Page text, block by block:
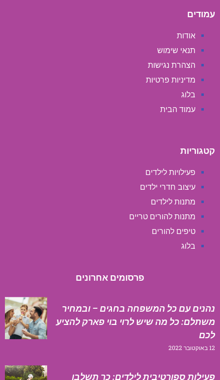
עמודים
אודות
תנאי שימוש
הצהרת נגישות
מדיניות פרטיות
בלוג
עמוד הבית
קטגוריות
פעילויות לילדים
עיצוב חדרי ילדים
מתנות לילדים
מתנות להורים טריים
טיפים להורים
בלוג
פרסומים אחרונים
נהנים עם כל המשפחה בחגים – ובמחיר
משתלם: כל מה שיש לרוי בוי פארק להציע
לכם
12 באוקטובר 2022
פעילות ספורטיבית לילדים: כך תשלבו